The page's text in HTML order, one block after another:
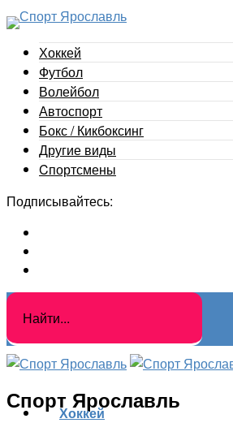
Хоккей
Футбол
Волейбол
Автоспорт
Бокс / Кикбоксинг
Другие виды
Cпортсмены
Подписывайтесь:
Спорт Ярославль
Хоккей